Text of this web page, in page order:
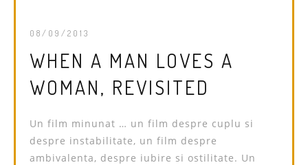
08/09/2013
WHEN A MAN LOVES A
WOMAN, REVISITED
Un film minunat … un film despre cuplu si
despre instabilitate, un film despre
ambivalenta, despre iubire si ostilitate. Un